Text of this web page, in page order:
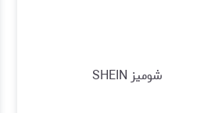
شومیز SHEIN